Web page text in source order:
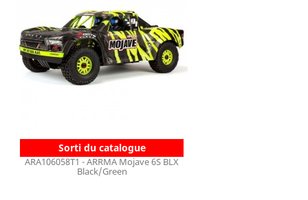
Sorti du catalogue
ARA106058T1 - ARRMA Mojave 6S BLX
Black/Green